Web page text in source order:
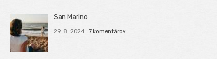
San Marino
29. 8. 2024 7 komentárov